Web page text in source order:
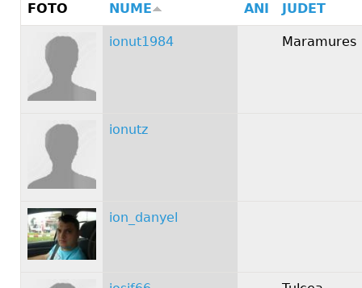
FOTO NUME ANI JUDET
ionut1984 Maramures
ionutz
ion_danyel